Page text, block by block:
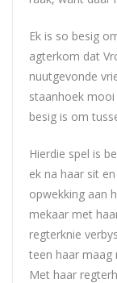
Ek is so besig
agterkom dat
nuutgevonde
staanhoek
besig is om
Hierdie spel is
ek na haar sit
opwekking aan
mekaar met
regterknie
teen haar maag
Met haar